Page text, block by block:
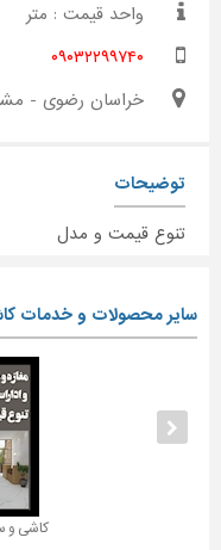
واحد قیمت : متر
۰۹۰۳۲۲۹۹۷۴۰
خراسان رضوی -
توضیحات
تنوع قیمت و مدل
سایر محصولات و خدمات
کاشی و